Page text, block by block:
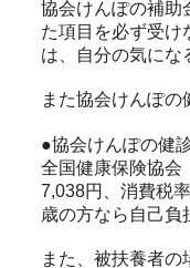
協会けんぽの補助
た項目を必ず受け
は、自分の気にな
また協会けんぽの
●協会けんぽの健
全国健康保険協会
7,038円、消費税
歳の方なら自己負
また、被扶養者